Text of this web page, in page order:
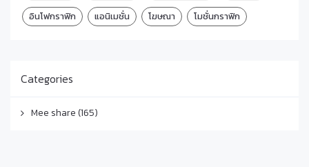
อินโฟกราฟิก
แอนิเมชั่น โฆษณา โมชั่นกราฟิก
Categories
Mee share(165)